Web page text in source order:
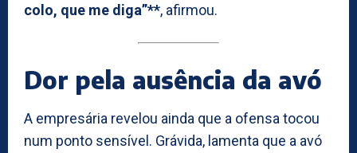
colo, que me diga”**, afirmou.
Dor pela ausência da avó
A empresária revelou ainda que a ofensa tocou
num ponto sensível. Grávida, lamenta que a avó